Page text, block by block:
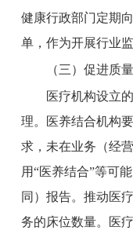
健康行政部门定期
单，作为开展行业
（三）促进质
医疗机构设立
理。医养结合机构
求，未在业务（经
用“医养结合”等可
同）报告。推动医
务的床位数量。医